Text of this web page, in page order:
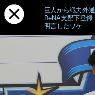
巨人から戦力外
DeNA支配下登
明言したワケ